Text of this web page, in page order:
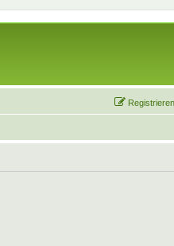
Registrieren